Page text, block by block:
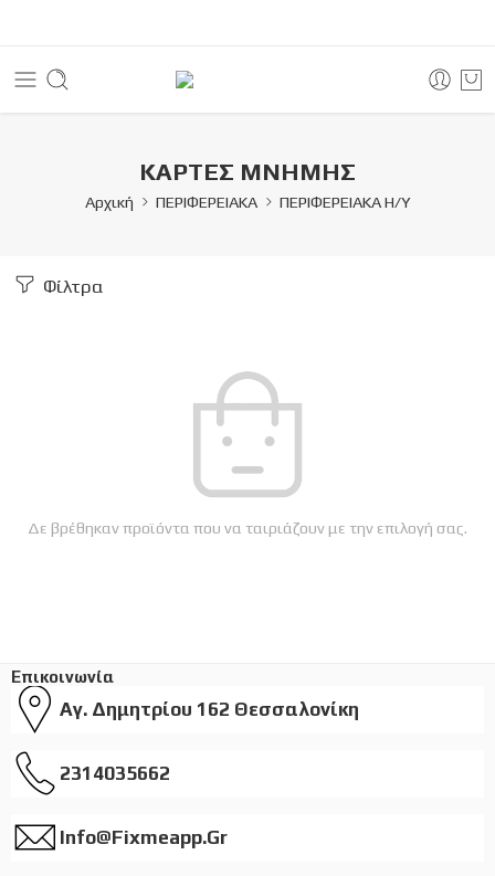
ΚΑΡΤΕΣ ΜΝΗΜΗΣ
Αρχική ΠΕΡΙΦΕΡΕΙΑΚΑ ΠΕΡΙΦΕΡΕΙΑΚΑ Η/Υ
Φίλτρα
Δε βρέθηκαν προϊόντα που να ταιριάζουν με την επιλογή σας.
Επικοινωνία
Αγ. Δημητρίου 162 Θεσσαλονίκη
2314035662
Info@fixmeapp.gr